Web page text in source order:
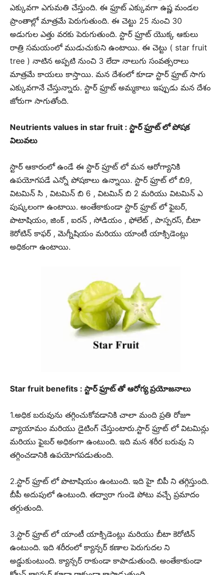
ఎక్కువగా ఎగుమతి చేస్తుంది. ఈ ఫ్రూట్ ఎక్కువగా ఉష్ణ మండల
ప్రాంతాల్లో మాత్రమే పెరుగుతుంది. ఈ చెట్టు 25 నుంచి 30
అడుగుల ఎత్తు వరకు పెరుగుతుంది. స్టార్ ఫ్రూట్ యొక్క ఆకులు
రాత్రి సమయంలో ముడుచుకుని ఉంటాయి. ఈ చెట్టు ( star fruit
tree ) నాటిన అప్పటి నుంచి 3 లేదా నాలుగు సంవత్సరాలు
మాత్రమే కాయలు కాస్తాయి. మన దేశంలో కూడా స్టార్ ఫ్రూట్ సాగు
ఎక్కువగానే చేస్తున్నారు. స్టార్ ఫ్రూట్ అమ్మకాలు ఇప్పుడు మన దేశం
జోరుగా సాగుతోంది.
Neutrients values in star fruit : స్టార్ ఫ్రూట్ లో పోషక
విలువలు
స్టార్ ఆకారంలో ఉండే ఈ స్టార్ ప్రూట్ లో మన ఆరోగ్యానికి
ఉపయోగపడే ఎన్నో పోషకాలు ఉన్నాయి. స్టార్ ఫ్రూట్ లో బి9,
విటమిన్ సి , విటమిన్ బి 6 , విటమిన్ బి 2 మరియు విటమిన్ ఎ
పుష్కలంగా ఉంటాయి. అంతేకాకుండా స్టార్ ఫ్రూట్ లో ఫైబర్,
పొటాషియం, జింక్ , ఐరన్ , సోడియం , ఫోలేట్ , పాస్పరస్, బీటా
కెరోటిన్ కాఫర్ , మెగ్నీషియం మరియు యాంటీ యాక్సిడెంట్లు
అధికంగా ఉంటాయి.
Star fruit benefits : స్టార్ ఫ్రూట్ తో ఆరోగ్య ప్రయోజనాలు
1.అధిక బరువును తగ్గించుకోవడానికి చాలా మంది ప్రతి రోజూ
వ్యాయామం మరియు డైటింగ్ చేస్తుంటారు.స్టార్ ఫ్రూట్ లో విటమిన్లు
మరియు ఫైబర్ అధికంగా ఉంటుంది. ఇది మన శరీర బరువు ని
తగ్గించడానికి ఉపయోగపడుతుంది.
2.స్టార్ ఫ్రూట్ లో పొటాషియం ఉంటుంది. ఇది హై బిపీ ని తగ్గిస్తుంది.
బీపీ అదుపులో ఉంటుంది. తద్వారా గుండె పోటు వచ్చే ప్రమాదం
తగ్గుతుంది.
3.స్టార్ ఫ్రూట్ లో యాంటీ యాక్సిడెంట్లు మరియు బీటా కెరోటిన్
ఉంటుంది. ఇది శరీరంలో క్యాన్సర్ కణాల పెరుగుదల ని
అడ్డుకుంటుంది. క్యాన్సర్ రాకుండా కాపాడుతుంది. అంతేకాకుండా